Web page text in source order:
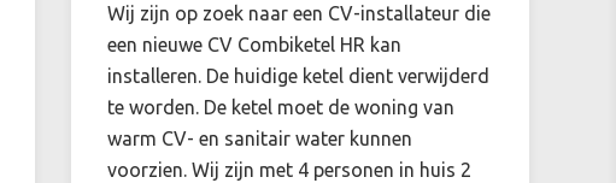
Wij zijn op zoek naar een CV-installateur die
een nieuwe CV Combiketel HR kan
installeren. De huidige ketel dient verwijderd
te worden. De ketel moet de woning van
warm CV- en sanitair water kunnen
voorzien. Wij zijn met 4 personen in huis 2